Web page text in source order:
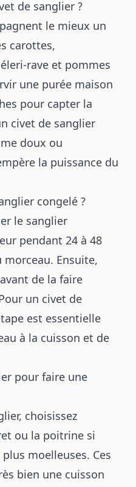
de sanglier ?
le mieux un
carottes,
rave et pommes
une purée maison
pour capter la
civet de sanglier
doux ou
la puissance du
congelé ?
le sanglier
pendant 24 à 48
Ensuite,
de la faire
un civet de
est essentielle
à la cuisson et de
pour faire une
choisissez
ou la poitrine si
moelleuses. Ces
bien une cuisson